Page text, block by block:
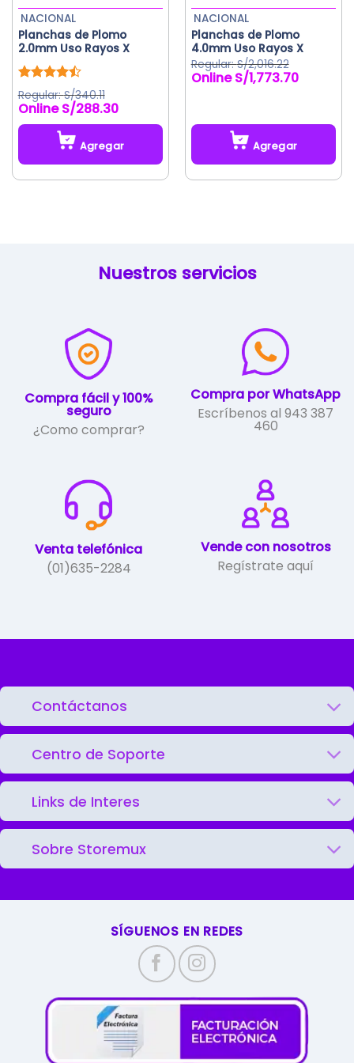
página
de
producto
Planchas de Plomo
2.0mm Uso Rayos X
Valorado
con4.50
de 5
NACIONAL
S/340.11
S/288.30
Agregar
producto
Planchas de Plomo
4.0mm Uso Rayos X
NACIONAL
S/2,016.22
El
S/2,016.22.
S/1,773.70El
S/1,773.70.
Agregar
Nuestros servicios
Compra fácil y 100%
seguro
¿Como comprar?
Compra por WhatsApp
Escríbenos al 943 387
460
Venta telefónica
(01)635-2284
Vende con nosotros
Regístrate aquí
Contáctanos
Centro de Soporte
Links de Interes
Sobre Storemux
SÍGUENOS EN REDES